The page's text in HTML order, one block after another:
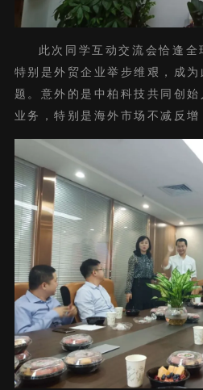
此次同学互动交流会恰逢全
特别是外贸企业举步维艰，成
题。意外的是中柏科技共同创
业务，特别是海外市场不减反增